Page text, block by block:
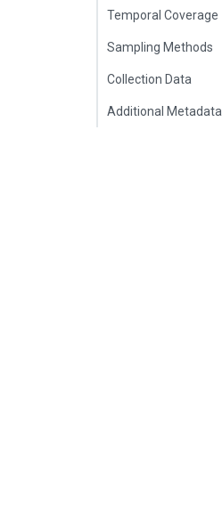
Temporal Coverage
Sampling Methods
Collection Data
Additional Metadata